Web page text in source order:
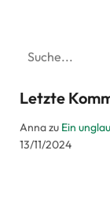
Letzte
Annazu Ein
13/11/2024